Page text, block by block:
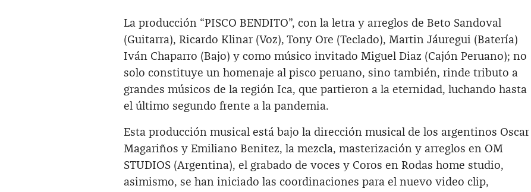
La producción “PISCO BENDITO”, con la letra y arreglos de Beto Sandoval
(Guitarra), Ricardo Klinar (Voz), Tony Ore (Teclado), Martin Jáuregui (Batería)
Iván Chaparro (Bajo) y como músico invitado Miguel Diaz (Cajón Peruano); no
solo constituye un homenaje al pisco peruano, sino también, rinde tributo a
grandes músicos de la región Ica, que partieron a la eternidad, luchando hasta
el último segundo frente a la pandemia.
Esta producción musical está bajo la dirección musical de los argentinos Oscar
Magariños y Emiliano Benitez, la mezcla, masterización y arreglos en OM
STUDIOS (Argentina), el grabado de voces y Coros en Rodas home studio,
asimismo, se han iniciado las coordinaciones para el nuevo video clip,